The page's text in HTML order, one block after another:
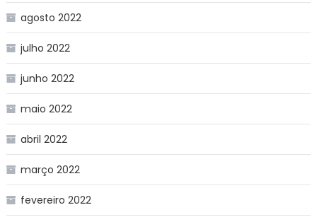
agosto 2022
julho 2022
junho 2022
maio 2022
abril 2022
março 2022
fevereiro 2022